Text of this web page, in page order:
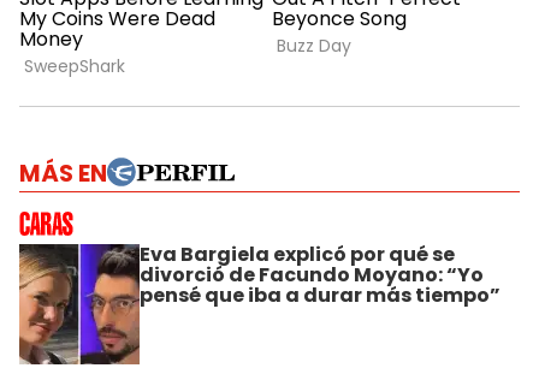
MÁS EN
Eva Bargiela explicó por qué se
divorció de Facundo Moyano: “Yo
pensé que iba a durar más tiempo”